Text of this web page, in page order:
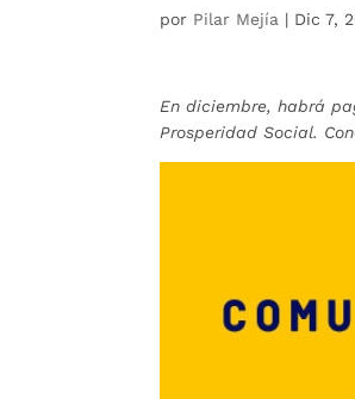
por Pilar Mejía | Dic 7,
En diciembre, habrá
Prosperidad Social.